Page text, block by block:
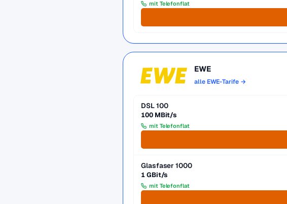
mit Telefonflat
EWE
alle EWE-Tarife →
DSL 100
100 MBit/s
mit Telefonflat
Glasfaser 1000
1 GBit/s
mit Telefonflat